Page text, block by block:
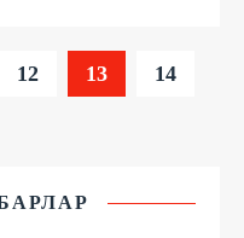
12 13
14